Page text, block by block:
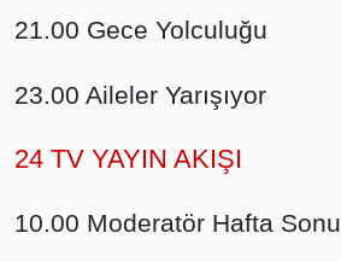
21.00 Gece Yolculuğu
23.00 Aileler Yarışıyor
24 TV YAYIN AKIŞI
10.00 Moderatör Hafta Sonu